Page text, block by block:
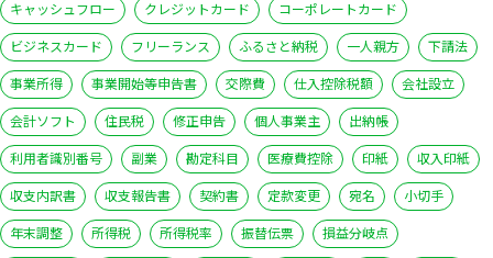
キャッシュフロー クレジットカード
コーポレートカード
ビジネスカード
フリーランス ふるさと納税 一人親方
下請法
事業所得
事業開始等申告書 交際費 仕入控除税額
会社設立
会計ソフト
住民税 修正申告 個人事業主
出納帳
利用者識別番号
副業 勘定科目 医療費控除 印紙
収入印紙
収支内訳書
収支報告書 契約書 定款変更 宛名
小切手
年末調整
所得税 所得税率 振替伝票
損益分岐点